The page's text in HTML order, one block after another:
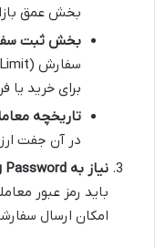
بخش عمق
بخش ثبت
برای خرید یا
تاریخچه
در آن جفت
نیاز به Trading Password:
امکان ارسال